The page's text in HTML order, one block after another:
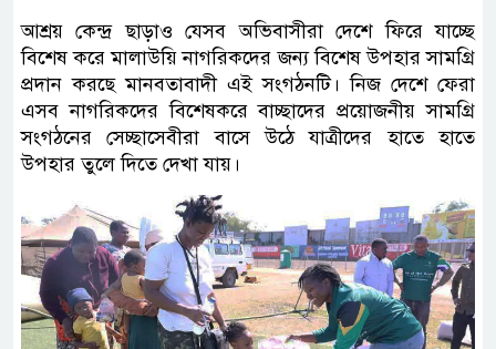
আশ্রয় কেন্দ্র ছাড়াও যেসব অভিবাসীরা দেশে ফিরে যাচ্ছে
বিশেষ করে মালাউয়ি নাগরিকদের জন্য বিশেষ উপহার সামগ্রি
প্রদান করছে মানবতাবাদী এই সংগঠনটি। নিজ দেশে ফেরা
এসব নাগরিকদের বিশেষকরে বাচ্ছাদের প্রয়োজনীয় সামগ্রি
সংগঠনের সেচ্ছাসেবীরা বাসে উঠে যাত্রীদের হাতে হাতে
উপহার তুলে দিতে দেখা যায়।